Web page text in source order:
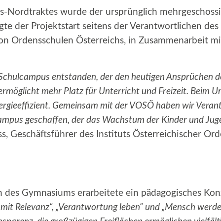
Nordtraktes wurde der ursprünglich
der Projektstart seitens der Verantwortlichen
Ordensschulen Österreichs, in Zusammenarbeit
entstanden, der den heutigen Ansprüchen
mehr Platz für Unterricht und Freizeit. Beim
Gemeinsam mit der VOSÖ haben wir
geschaffen, der das Wachstum der Kinder und
Geschäftsführer des Instituts Österreichischer
des Gymnasiums erarbeitete ein pädagogisches
Relevanz“, „Verantwortung leben“ und „Mensch